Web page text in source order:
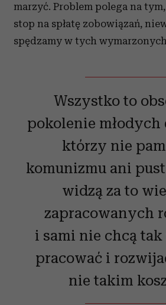
marzyć. Problem polega na
stop na spłatę zobowiązań,
spędzamy w tych
Wszystko to
pokolenie młodych
którzy nie
komunizmu ani
widzą za to
zapracowanych
i sami nie chcą tak
pracować i
nie takim